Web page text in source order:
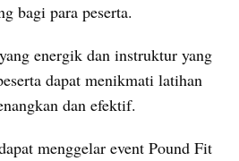
bagi para peserta.
energik dan instruktur yang
dapat menikmati latihan
dan efektif.
menggelar event Pound Fit